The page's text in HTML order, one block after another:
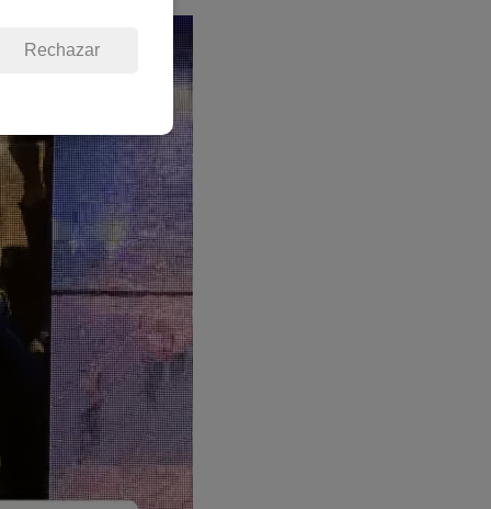
Rechazar